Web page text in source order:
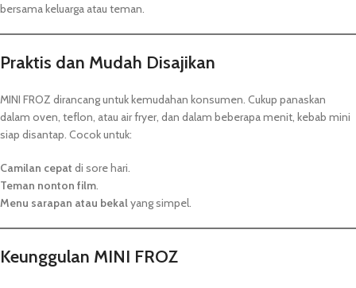
bersama keluarga atau teman.
Praktis dan Mudah Disajikan
MINI FROZ dirancang untuk kemudahan konsumen. Cukup panaskan
dalam oven, teflon, atau air fryer, dan dalam beberapa menit, kebab mini
siap disantap. Cocok untuk:
Camilan cepat di sore hari.
Teman nonton film.
Menu sarapan atau bekalyang simpel.
Keunggulan MINI FROZ